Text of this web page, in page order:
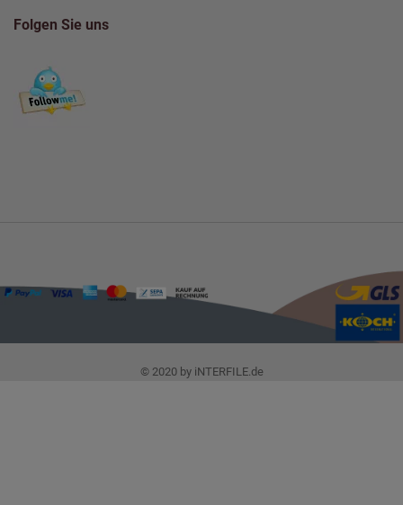
Folgen Sie uns
© 2020 by iNTERFILE.de